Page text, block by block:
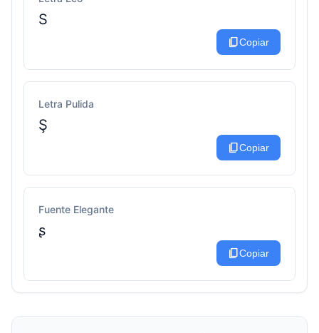
S
content_copyCopiar
Letra Pulida
Ş
content_copyCopiar
Fuente Elegante
ʂ
content_copyCopiar